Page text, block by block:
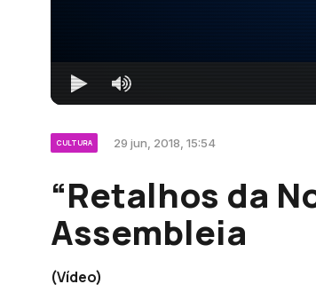
CULTURA 29 jun, 2018, 15:54
“Retalhos da
Assembleia
(Vídeo)